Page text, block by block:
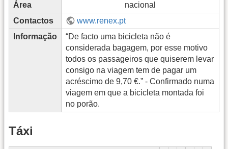
Área
nacional
Contactos
www.renex.pt
Informação
“De facto uma bicicleta não é
considerada bagagem, por esse motivo
todos os passageiros que quiserem levar
consigo na viagem tem de pagar um
acréscimo de 9,70 €.” - Confirmado numa
viagem em que a bicicleta montada foi
no porão.
Táxi